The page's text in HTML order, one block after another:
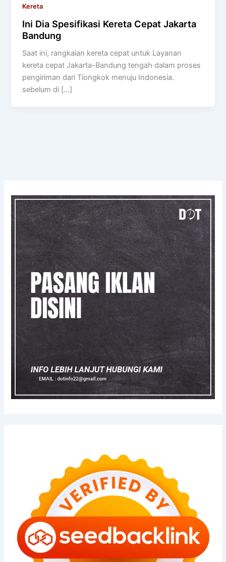
Kereta
Ini Dia Spesifikasi Kereta Cepat Jakarta
Bandung
Saat ini, rangkaian kereta cepat untuk Layanan
kereta cepat Jakarta-Bandung tengah dalam proses
pengiriman dari Tiongkok menuju Indonesia.
sebelum di […]